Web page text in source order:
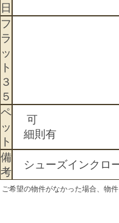
日
フ
ラ
ッ
ト
３
５
ペ
ッ
ト
可
細則有
備
考
シューズインクロ
ご希望の物件がなかった場合、物